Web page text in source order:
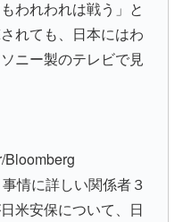
われわれは戦う」と
れても、日本にはわ
ニー製のテレビで見
Bloomberg
情に詳しい関係者３
米安保について、日